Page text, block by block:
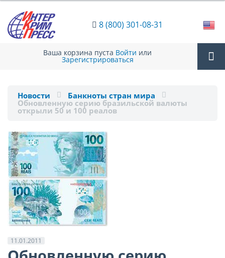
8 (800) 301-08-31
Ваша корзина пуста Войти или
Зарегистрироваться
Новости Банкноты стран мира
Обновленную серию бразильской валюты
открыли 50 и 100 реалов
11.01.2011